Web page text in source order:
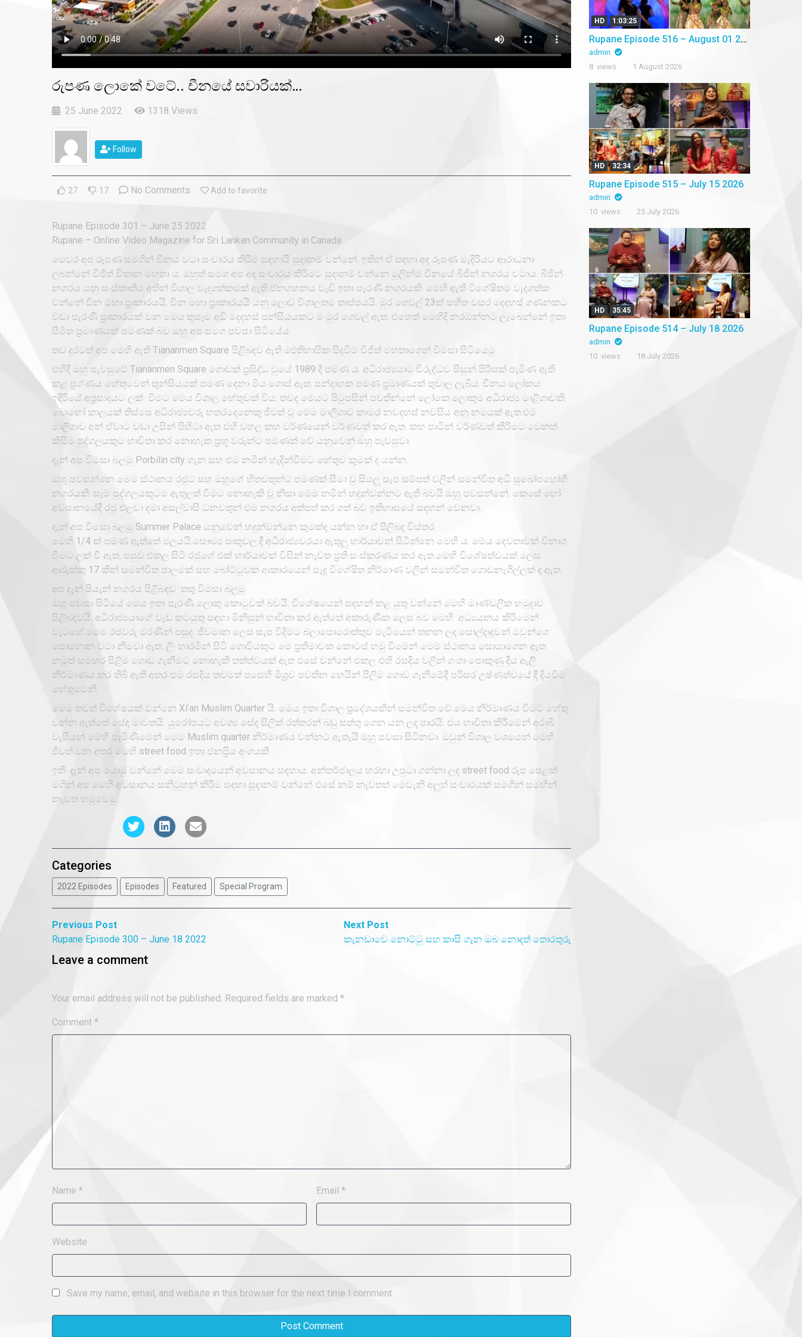
2018 Episodes
2017 Episodes
2016 Episodes
රුපණ ලොකේ වටේ.. චීනයේ සවාරියක්…
25 June 2022 1318 Views
Follow
27 17 No Comments Add to favorite
Rupane Episode 301 – June 25 2022
Rupane – Online Video Magazine for Sri Lankan Community in Canada
මෙවර අප රූපණ සමගින් චීනය වටා සංචාරය කිරිම සඳහායි සූදානම් වන්නේ. ඉතින් ඒ සඳහා අද රූපණ මැදිරියට ආරාධනා
ලබන්නේ විජිත් විතාන මහතා ය. ඔහුත් සමග අප අද සංචාරය කිරිමට සුදානම් වන්නෙ මුලින්ම චීනයේ බීජින් නගරය වටාය. බීජින්
නගරය යනු සංස්කෘතිය අතින් විශාල වැදගත්කමක් ඇති ජනගහනය වැඩි ඉතා පැරණි නගරයකි. මෙහි ඇති විශේෂිතම වැදගත්ක
වන්නේ චීන මහා ප්‍රාකාරයයි. චීන මහා ප්‍රාකාරයයි යනු ලොව විශාලතම තාප්පයයි. මුර ගෙවල් 23ක් සහිත වසර දෙදහස් ගණනකට
වඩා පැරණි ප්‍රාකාරයක් වන මෙය තුස‍ෑම අඩි දෙදහස් පන්සියයකට ම මුර ගෙවල් ඇත. එහෙත් මෙහිදි නරඹන්නට ලැබෙන්නේ ඉතා
සීමිත ප්‍රමාණයක් පමණක් බව ඔහු අප සමග පවසා සිටියේය.
තව දුරටත් අප මෙහි ඇති Tiananmen Square පිළිබඳව ඇති ඓතිහාසික සිදුවීම විජිත් මහතාගෙන් විමසා සිටියෙමු.
එහිදී ඔහු පැවසුවේ Tiananmen Square ගොඩක් ප්‍රසිද්ධ වුයේ 1989 දී පමණ ය. අධිරාජ්‍යයාට විරුද්ධව සිසුන් පිරිසක් පැමිණ ඇති
කළ ප්‍රශ්ණය හේතුවෙන් තුන්සියයක් පමණ දෙනා මිය ගොස් ඇත. පන්දාහක පමණ ප්‍රමාණයක් තුවාල ලැබීය. චීනය ලෝකය
ඉදිරියේ අප්‍රසාදයට ලක් වීමට මෙය විශාල හේතුවක් විය. තවද මෙයට පිටුපසින් පවතින්නේ ලෝකෙ ලොකුම අධිරාජ්‍ය මාළිගාවකි.
බොහෝ කාලයක් තිස්සෙ අධිරාජ්‍යවරු හතරදෙනෙකු ජීවත් වූ මෙම මාලිගාව කාමර නවදහස් නවසිය අනූ නමයක් ඇත.එම
මාලිගාව අන් ඒවාට වඩා උසින් පිහිටා ඇත එහි වහල කහ වර්ණයෙන් වර්ණවත් කර ඇත. කහ පාටින් වර්ණවත් කිරිමට වෙනත්
කිසිම පුද්ගලයකුට භාවිතා කර නොහැක ප්‍රභූ වරුන්ට පමණක් වේ යනුවෙන් ඔහු පැවසුවා.
දැන් අප විමසා බලමු Porbilin city ගැන සහ එම නමින් හැදින්වීමට හේතුව කුමක් ද යන්න.
ඔහූ පවසන්නෙ මෙම ස්ථානය රජුට සහ ඔහුගේ හිතවතුන්ට පමණක් සීමා වු සියලු සැප සම්පත් වලින් සමන්විත අධි සුඛෝපභෝගී
නගරයකි. සැම පුද්ගලයකුටම ඇතුලත් වීමට නොහැකි වූ නිසා මෙම නමින් හදුන්වන්නට ඇති බවයි ඔහු පවසන්නේ. කෙසේ හෝ
අවසානයේදී රජු එලවා දමා අසල්වාසී ධනවතුන් එම නගරය අත්පත් කර ගත් බව ඉතිහාසයේ සදහන් වෙනවා.
දැන් අප විමසා බලමූ Summer Palace යනුවෙන් හදුන්වන්නෙ කුමක්ද යන්න හා ඒ පිලිබද විස්තර.
මෙහි 1/4 ක් පමණ ඇත්තේ ජලයයි.සෞම්‍ය සෘතුවල දී අධිරාජ්‍යවරයා ඇතුලු භාර්යාවන් සිටින්නෙ මෙහි ය. මෙය දෙවතාවක් විනාශ
වීමට ලක් වී ඇත. පසුව එකල සිටි රජුගේ එක් භාර්යාවක් විසින් නැවත ප්‍රති සංස්කරණය කර ඇත.මෙහි විශේෂත්වයක් ලෙස
ආරුක්කු 17 කින් සමන්විත පාලමක් සහ බෝට්ටුවක ආකාරයෙන් සෑදූ විශේෂිත නිර්මාණ වලින් සමන්විත ගොඩනැගිල්ලක් ද ඇත.
අප දැන් ෂියැන් නගරය පිළිබඳව තතු විමසා බලමු.
ඔහූ පවසා සිටියේ මෙය ඉතා පැරණි ලොකු කොටුවක් බවයි. විශේෂයෙන් සඳහන් කළ යුතු වන්නේ මෙහි මාණ්ඩලික හමුදාව
පිළිබඳවයි. අධිරාජ්‍යයාගේ වැඩ කටයුතු සඳහා මිනිසුන් භාවිතා කර ඇත්තේ අකාරුණික ලෙස බව මෙහි අධ්‍යයනය කිරිමෙන්
වැටහේ.මෙම රජවරු මරණින් පසුද ජීවමාන ලෙස සැප විදිමට බලාපොරොත්තුව මැටියෙන් තනන ලද සොල්දාදුවන් ඔවුන්ගෙ
සොහොන වටා නිමවා ඇත. ලිං හාරමින් සිටි ගොවියකුට මෙ ප්‍රතිමාවක කොටස් හමු වීමෙන් මෙම ස්ථානය සොයාගෙන ඇත.
නමුත් සමහර පිළිම ගොඩ ගැනීමට නොහැකි තත්ත්වයක් ඇත එසේ වන්නේ එකල එහි රසදිය වලින් ගංග‌ා පොකුණු දිය ඇලි
නිර්මාණය කර තිබී ඇති අතර එම රසදිය තවමත් පසෙහි මිශ්‍රව පවතින හෙයින් පිලිම ගොඩ ගැනීමේදී පරිසර උෂ්ණත්වයේ දී දියවීම
හේතුවෙනි.
මෙම තවත් විශේෂයක් වන්නෙ Xi’an Muslim Quarter යි. මෙය ඉතා විශාල ප්‍රදේශයකින් සමන්විත වේ.මෙය නිර්මාණය වීමට හේතු
වන්න ඇත්තේ සේද මාවතයි. යුරෝපයට අවශ්‍ය සේද සිලික් රත්තරන් බඩු සත්තු ගෙන යන ලද පාරයි. එය භාවිතා කිරීමෙන් අරාබි
වැසියන් මෙහි පැමිණිමෙන් මෙම Muslim quarter නිර්මාණය වන්නට ඇතැයි ඔහු පවසා සිටිනවා. ඔවුන් විශාල වශයෙන් මෙහි
ජීවත් වන අතර මෙහි street food ඉතා ජනප්‍රිය අංගයකි .
ඉතිං දැන් අප යොමු වන්නේ මෙම සංවාදයෙන් අවසානය සඳහාය. අන්තර්ජාලය හරහා උපුටා ගන්නා ලද street food රූප පෙළක්
මගින් අප මෙහි අවසානය සනිටුහන් කිරිම සඳහා සූදානම් වන්නේ එසේ නම් නැවතත් මෙවැනි අලුත් සංචාරයක් සමගින් සමඟින්
නැවත හමුවෙමු.
Categories
2022 Episodes Episodes Featured Special Program
Post
navigation
Previous PostPrevious
post:
Rupane Episode 300 – June 18 2022
Next PostNext
post:
කැනඩාවෙ නොට්‍ටු සහ කාසි ගැන ඔබ නොදත් තොරතුරු
Leave a comment
Your email address will not be published. Required fields are marked *
Comment *
Name * Email *
Website
Save my name, email, and website in this browser for the next time I comment.
HD 1:03:25
Rupane Episode 516 – August 01 2026
admin
8 views
1 August 2026
HD 32:34
Rupane Episode 515 – July 15 2026
admin
10 views
25 July 2026
HD 35:45
Rupane Episode 514 – July 18 2026
admin
10 views
18 July 2026